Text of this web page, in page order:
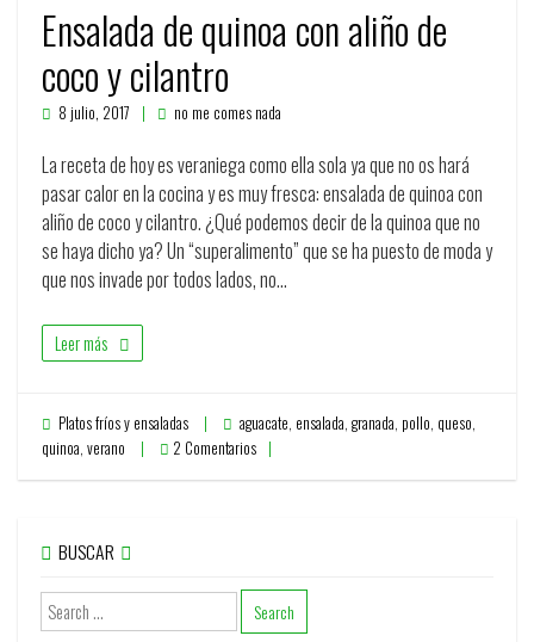
Ensalada de quinoa con aliño de
coco y cilantro
8 julio, 2017 no me comes nada
La receta de hoy es veraniega como ella sola ya que no os hará
pasar calor en la cocina y es muy fresca: ensalada de quinoa con
aliño de coco y cilantro. ¿Qué podemos decir de la quinoa que no
se haya dicho ya? Un “superalimento” que se ha puesto de moda y
que nos invade por todos lados, no…
Leer más
Platos fríos y ensaladas aguacate, ensalada, granada, pollo, queso,
quinoa, verano 2 Comentarios
BUSCAR